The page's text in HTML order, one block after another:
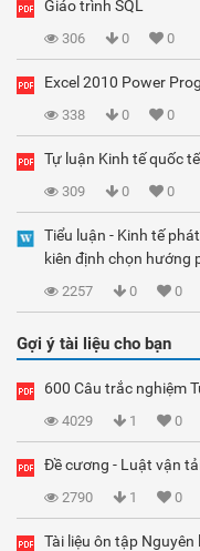
Giáo trình SQL
306 0 0
Excel 2010 Power
338 0 0
Tự luận Kinh tế quốc
309 0 0
Tiểu luận - Kinh tế
kiên định chọn hướng
2257 0 0
Gợi ý tài liệu cho bạn
600 Câu trắc nghiệm
4029 1 0
Đề cương - Luật vận
2790 1 0
Tài liệu ôn tập Nguyên